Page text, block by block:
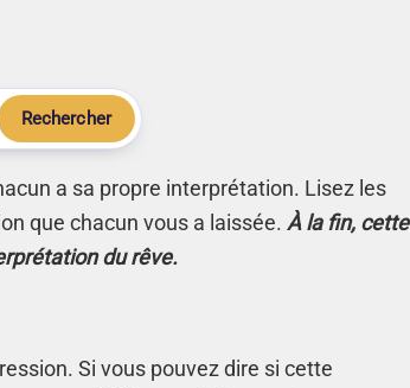
Rechercher
a sa propre interprétation. Lisez les
que chacun vous a laissée. À la fin, cette
du rêve.
Si vous pouvez dire si cette